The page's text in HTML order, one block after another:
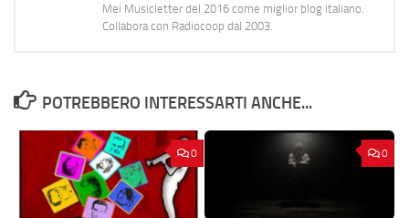
Mei Musicletter del 2016 come miglior blog italiano.
Collabora con Radiocoop dal 2003.
POTREBBERO INTERESSARTI ANCHE...
0 0